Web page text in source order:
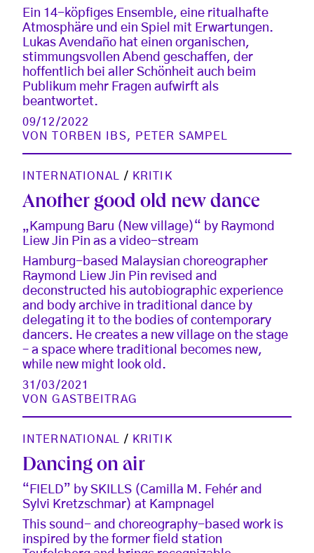
Ein 14-köpfiges Ensemble, eine ritualhafte
Atmosphäre und ein Spiel mit Erwartungen.
Lukas Avendaño hat einen organischen,
stimmungsvollen Abend geschaffen, der
hoffentlich bei aller Schönheit auch beim
Publikum mehr Fragen aufwirft als
beantwortet.
09/12/2022
VON
TORBEN IBS, PETER SAMPEL
INTERNATIONAL / KRITIK
Another good old new dance
„Kampung Baru (New village)“ by Raymond
Liew Jin Pin as a video-stream
Hamburg-based Malaysian choreographer
Raymond Liew Jin Pin revised and
deconstructed his autobiographic experience
and body archive in traditional dance by
delegating it to the bodies of contemporary
dancers. He creates a new village on the stage
– a space where traditional becomes new,
while new might look old.
31/03/2021
VONGASTBEITRAG
INTERNATIONAL / KRITIK
Dancing on air
“FIELD” by SKILLS (Camilla M. Fehér and
Sylvi Kretzschmar) at Kampnagel
This sound- and choreography-based work is
inspired by the former field station